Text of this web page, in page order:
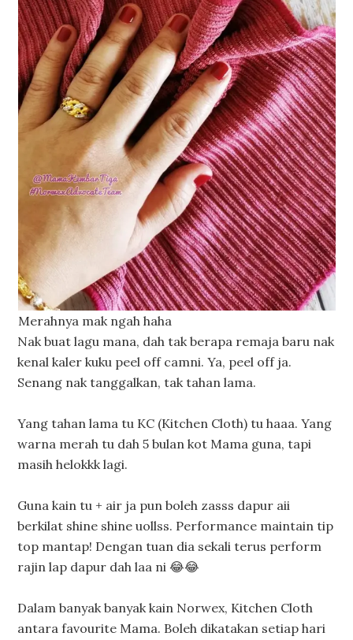
Merahnya mak ngah haha
Nak buat lagu mana, dah tak berapa remaja baru nak
kenal kaler kuku peel off camni. Ya, peel off ja.
Senang nak tanggalkan, tak tahan lama.
Yang tahan lama tu KC (Kitchen Cloth) tu haaa. Yang
warna merah tu dah 5 bulan kot Mama guna, tapi
masih helokkk lagi.
Guna kain tu + air ja pun boleh zasss dapur aii
berkilat shine shine uollss. Performance maintain tip
top mantap! Dengan tuan dia sekali terus perform
rajin lap dapur dah laa ni 😂😂
Dalam banyak banyak kain Norwex, Kitchen Cloth
antara favourite Mama. Boleh dikatakan setiap hari